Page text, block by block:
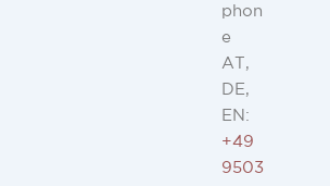
phon
e
AT,
DE,
EN:
+49
9503